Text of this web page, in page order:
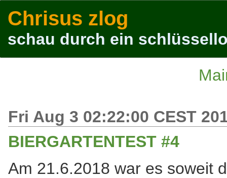
Chrisus zlog
schau durch ein
Fri Aug 3 02:22:00 CEST
BIERGARTENTEST #4
Am 21.6.2018 war es soweit